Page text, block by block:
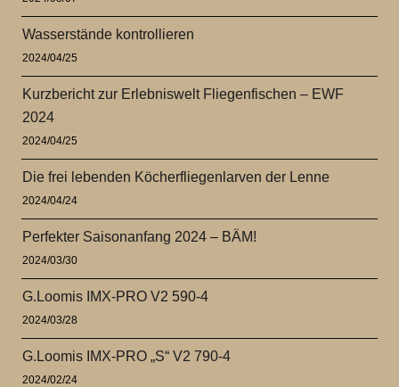
Wasserstände kontrollieren
2024/04/25
Kurzbericht zur Erlebniswelt Fliegenfischen – EWF
2024
2024/04/25
Die frei lebenden Köcherfliegenlarven der Lenne
2024/04/24
Perfekter Saisonanfang 2024 – BÄM!
2024/03/30
G.Loomis IMX-PRO V2 590-4
2024/03/28
G.Loomis IMX-PRO „S“ V2 790-4
2024/02/24